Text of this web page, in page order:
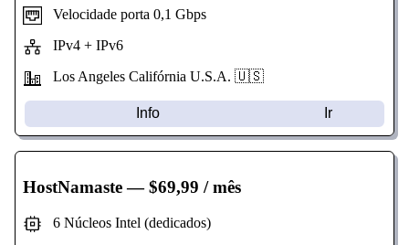
Velocidade porta 0,1 Gbps
IPv4 + IPv6
Los Angeles Califórnia U.S.A. 🇺🇸
Info Ir
HostNamaste— $69,99 / mês
6 Núcleos Intel (dedicados)